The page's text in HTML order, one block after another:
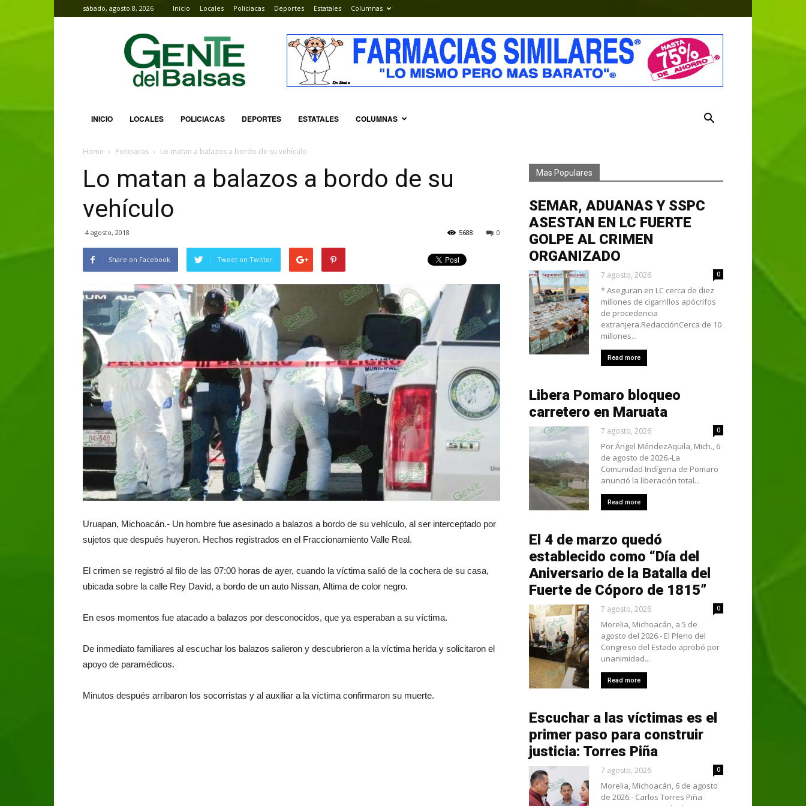
sábado, agosto 8, 2026 Inicio Locales Policiacas Deportes Estatales Columnas
Gente
del
Balsas
INICIO LOCALES POLICIACAS DEPORTES ESTATALES COLUMNAS
Home Policiacas Lo matan a balazos a bordo de su vehículo
Lo matan a balazos a bordo de su
vehículo
4 agosto, 2018 0
5688
Share on Facebook Tweet on Twitter
Uruapan, Michoacán.- Un hombre fue asesinado a balazos a bordo de su vehículo, al ser interceptado por
sujetos que después huyeron. Hechos registrados en el Fraccionamiento Valle Real.
El crimen se registró al filo de las 07:00 horas de ayer, cuando la víctima salió de la cochera de su casa,
ubicada sobre la calle Rey David, a bordo de un auto Nissan, Altima de color negro.
En esos momentos fue atacado a balazos por desconocidos, que ya esperaban a su víctima.
De inmediato familiares al escuchar los balazos salieron y descubrieron a la víctima herida y solicitaron el
apoyo de paramédicos.
Minutos después arribaron los socorristas y al auxiliar a la víctima confirmaron su muerte.
Mas Populares
SEMAR, ADUANAS Y SSPC
ASESTAN EN LC FUERTE
GOLPE AL CRIMEN
ORGANIZADO
7 agosto, 2026 0
* Aseguran en LC cerca de diez
millones de cigarrillos apócrifos
de procedencia
extranjera.RedacciónCerca de 10
millones...
Read more
Libera Pomaro bloqueo
carretero en Maruata
7 agosto, 2026 0
Por Ángel MéndezAquila, Mich., 6
de agosto de 2026.-La
Comunidad Indígena de Pomaro
anunció la liberación total...
Read more
El 4 de marzo quedó
establecido como “Día del
Aniversario de la Batalla del
Fuerte de Cóporo de 1815”
7 agosto, 2026 0
Morelia, Michoacán, a 5 de
agosto del 2026.- El Pleno del
Congreso del Estado aprobó por
unanimidad...
Read more
Escuchar a las víctimas es el
primer paso para construir
justicia: Torres Piña
7 agosto, 2026 0
Morelia, Michoacán, 6 de agosto
de 2026.- Carlos Torres Piña